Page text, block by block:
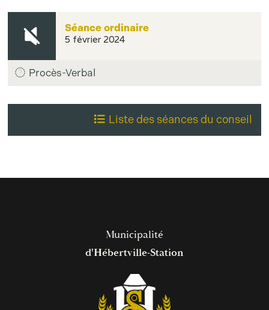
Séance ordinaire
5 février 2024
Procès-Verbal
Liste des séances du conseil
Municipalité
d'Hébertville-Station